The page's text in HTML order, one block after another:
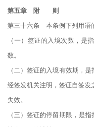
第五章 附 则
第三十六条 本条例下列用语
（一）签证的入境次数，是
数。
（二）签证的入境有效期，
经签发机关注明，签证自签
失效。
（三）签证的停留期限，是